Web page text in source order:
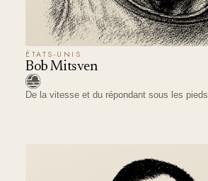
ÉTATS-UNIS
Bob Mitsven
De la vitesse et du répondant sous les pieds.